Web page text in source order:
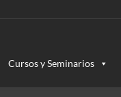
Cursos y Seminarios